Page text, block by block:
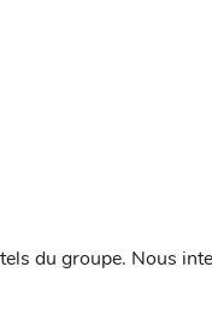
du groupe. Nous